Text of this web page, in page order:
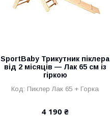
SportBaby Трикутник піклера
від 2 місяців — Лак 65 см із
гіркою
Пиклер Лак 65 + Горка
4 190 ₴